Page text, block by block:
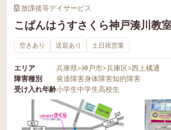
放課後等デイサービス
こぱんはうすさくら神戸湊川教
空きあり 送迎あり 土日祝営業
エリア 兵庫県>神戸市>兵庫区>西上橘通
障害種別
発達障害身体障害知的障害
受け入れ年齢小学生中学生高校生